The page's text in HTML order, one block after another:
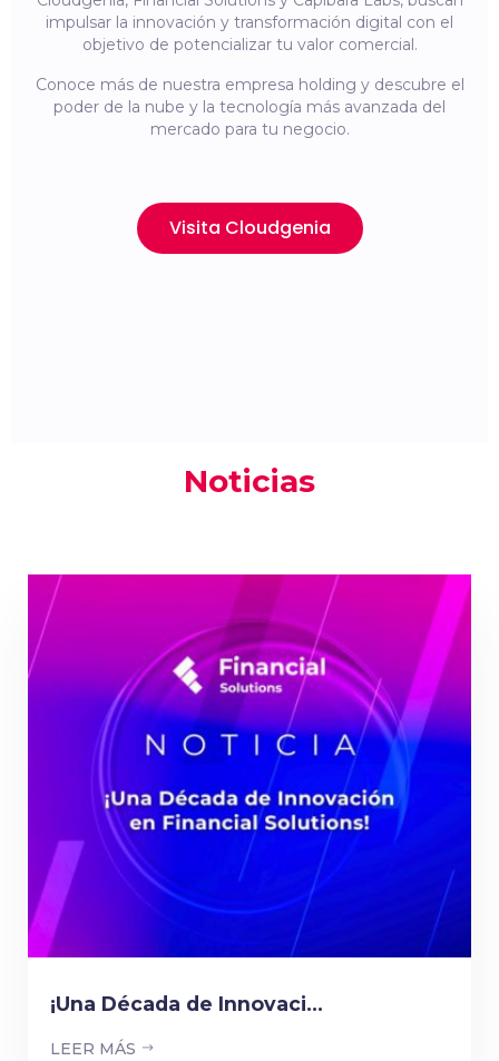
impulsar la innovación y transformación digital con el
objetivo de potencializar tu valor comercial.
Conoce más de nuestra empresa holding y descubre el
poder de la nube y la tecnología más avanzada del
mercado para tu negocio.
Visita Cloudgenia
Noticias
¡Una Década de Innovaci...
LEER MÁS